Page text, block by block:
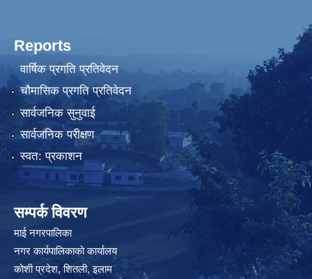
Reports
वार्षिक प्रगति प्रतिवेदन
चौमासिक प्रगति प्रतिवेदन
सार्वजनिक सुनुवाई
सार्वजनिक परीक्षण
स्वत: प्रकाशन
सम्पर्क विवरण
माई नगरपालिका
नगर कार्यपालिकाको कार्यालय
कोशी प्रदेश, शितली, इलाम